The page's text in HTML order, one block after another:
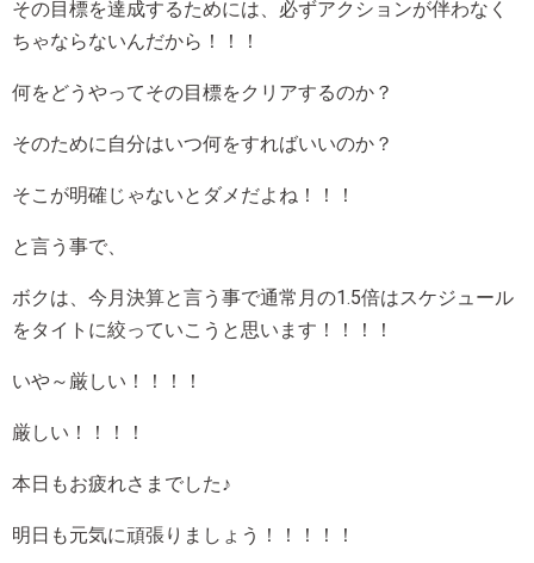
その目標を達成するためには、必ずアクションが伴わなく
ちゃならないんだから！！！
何をどうやってその目標をクリアするのか？
そのために自分はいつ何をすればいいのか？
そこが明確じゃないとダメだよね！！！
と言う事で、
ボクは、今月決算と言う事で通常月の1.5倍はスケジュール
をタイトに絞っていこうと思います！！！！
いや～厳しい！！！！
厳しい！！！！
本日もお疲れさまでした♪
明日も元気に頑張りましょう！！！！！